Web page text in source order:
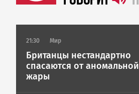
21:30 Мир
Британцы нестандартно
спасаются от аномальной
жары